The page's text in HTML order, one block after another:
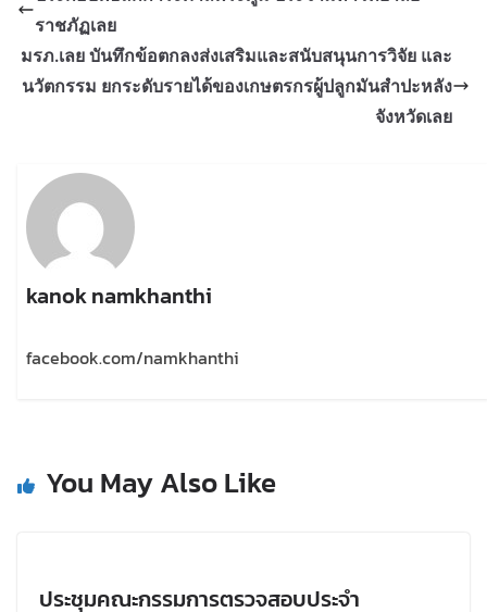
ราชภัฏเลย
มรภ.เลย บันทึกข้อตกลงส่งเสริมและสนับสนุนการวิจัย และ
นวัตกรรม ยกระดับรายได้ของเกษตรกรผู้ปลูกมันสำปะหลัง
จังหวัดเลย
kanok namkhanthi
facebook.com/namkhanthi
You May Also Like
ประชุมคณะกรรมการตรวจสอบประจำ